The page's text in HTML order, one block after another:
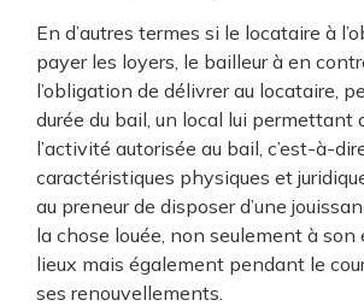
En d’autres termes si le locataire à
payer les loyers, le bailleur à en
l’obligation de délivrer au locataire,
durée du bail, un local lui permettant
l’activité autorisée au bail, c’est-à-
caractéristiques physiques et
au preneur de disposer d’une
la chose louée, non seulement à son
lieux mais également pendant le
ses renouvellements.